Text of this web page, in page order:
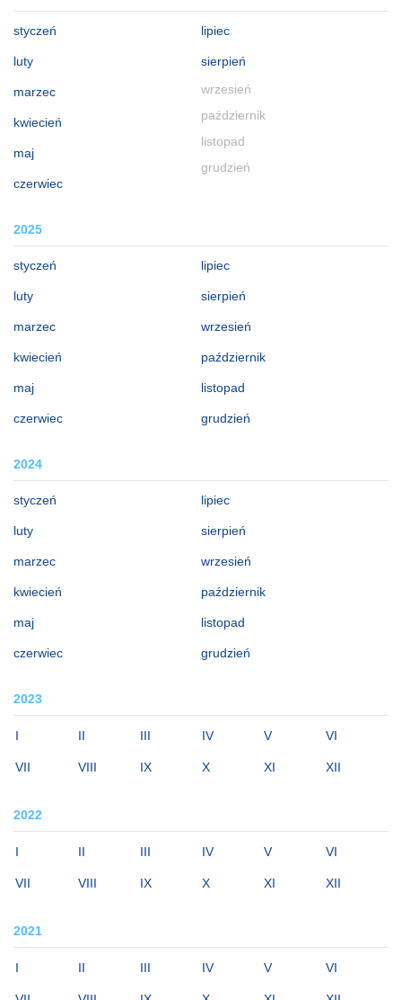
styczeń
luty
marzec
kwiecień
maj
czerwiec
lipiec
sierpień
wrzesień
październik
listopad
grudzień
2025
styczeń
luty
marzec
kwiecień
maj
czerwiec
lipiec
sierpień
wrzesień
październik
listopad
grudzień
2024
styczeń
luty
marzec
kwiecień
maj
czerwiec
lipiec
sierpień
wrzesień
październik
listopad
grudzień
2023
I II III IV V VI
VII VIII IX X XI XII
2022
I II III IV V VI
VII VIII IX X XI XII
2021
I II III IV V VI